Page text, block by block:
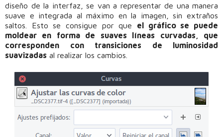
diseño de la interfaz, se van a representar de una manera
suave e integrada al máximo en la imagen, sin extraños
saltos. Esto se consigue por que el gráfico se puede
moldear en forma de suaves líneas curvadas, que
corresponden con transiciones de luminosidad
suavizadas al realizar los cambios.